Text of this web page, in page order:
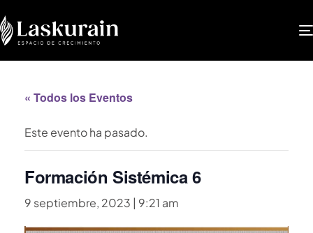
« Todos los Eventos
Este evento ha pasado.
Formación Sistémica 6
9 septiembre, 2023 | 9:21 am